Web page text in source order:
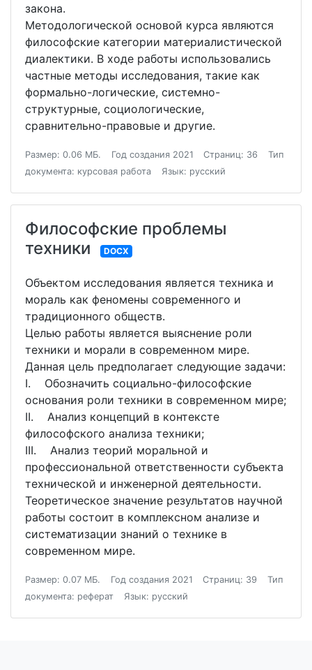
закона.
Методологической основой курса являются
философские категории материалистической
диалектики. В ходе работы использовались
частные методы исследования, такие как
формально-логические, системно-
структурные, социологические,
сравнительно-правовые и другие.
Размер: 0.06 МБ. Год создания 2021 Страниц: 36
Тип
документа: курсовая работа
Язык: русский
Философские проблемы
техники
DOCX
Объектом исследования является техника и
мораль как феномены современного и
традиционного обществ.
Целью работы является выяснение роли
техники и морали в современном мире.
Данная цель предполагает следующие задачи:
I. Обозначить социально-философские
основания роли техники в современном мире;
II. Анализ концепций в контексте
философского анализа техники;
III. Анализ теорий моральной и
профессиональной ответственности субъекта
технической и инженерной деятельности.
Теоретическое значение результатов научной
работы состоит в комплексном анализе и
систематизации знаний о технике в
современном мире.
Размер: 0.07 МБ. Год создания 2021 Страниц: 39
Тип
документа: реферат
Язык: русский